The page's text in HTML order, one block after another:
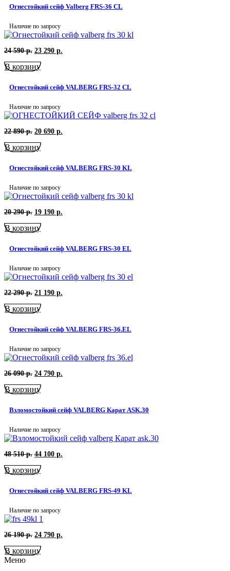
090
р..
р..
Огнестойкий сейф Valberg FRS-36 СL
Наличие по запросу
24 590р. Первоначальная
составляла
590
р..
23 290 р.
р..
В корзину
Огнестойкий сейф VALBERG FRS-32 CL
Наличие по запросу
22 890р. Первоначальная
составляла
890
р..
20 690 р.
р..
В корзину
Огнестойкий сейф VALBERG FRS-30 KL
Наличие по запросу
20 290р. Первоначальная
составляла
290
р..
19 190 р.
р..
В корзину
Огнестойкий сейф VALBERG FRS-30 EL
Наличие по запросу
22 290р. Первоначальная
составляла
290
р..
21 190 р.
р..
В корзину
Огнестойкий сейф VALBERG FRS-36.EL
Наличие по запросу
26 090р. Первоначальная
составляла
090
р..
24 790 р.
р..
В корзину
Взломостойкий сейф VALBERG Карат ASK.30
Наличие по запросу
48 510р. Первоначальная
составляла
510
р..
44 100 р.
р..
В корзину
Огнестойкий сейф VALBERG FRS-49 KL
Наличие по запросу
26 190р. Первоначальная
составляла
24 790 р.
В корзину
Меню